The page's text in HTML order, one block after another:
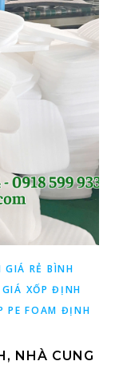
RẺ BÌNH
GIÁ XỐP ĐỊNH
PE FOAM ĐỊNH
NHÀ CUNG